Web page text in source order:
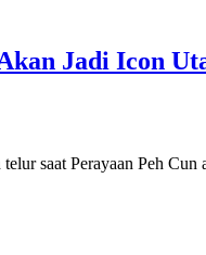
Jadi Icon
saat Perayaan Peh